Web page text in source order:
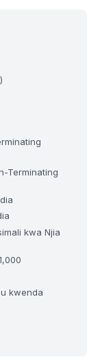
Terminating
kwa Njia
kwenda